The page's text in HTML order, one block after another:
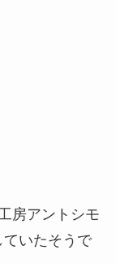
房アントシモ
いたそうで